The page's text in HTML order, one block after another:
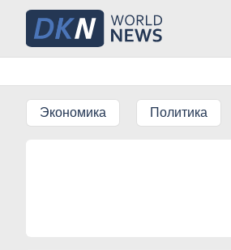
Экономика Политика